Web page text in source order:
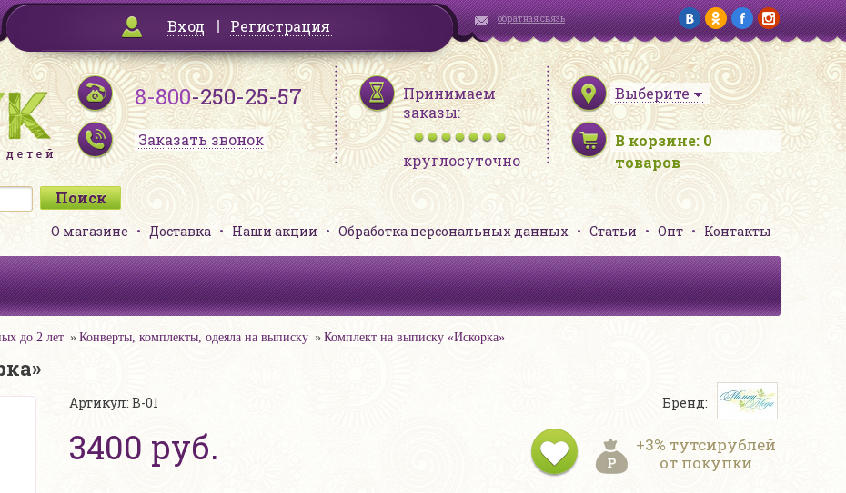
Вход Регистрация обратная связь
8-800-250-25-57
Заказать звонок
Принимаем
заказы:
круглосуточно
Выберите
В корзине: 0
товаров
О магазине Доставка Наши акции Обработка персональных данных Статьи Опт Контакты
до 2 лет Конверты, комплекты, одеяла на выписку Комплект на выписку «Искорка»
Артикул: В-01
3400 руб.
Бренд:
+3% тутсирублей
от покупки